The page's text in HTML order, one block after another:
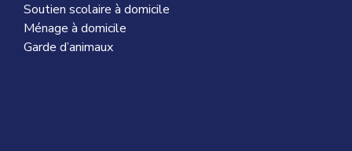
Soutien scolaire à domicile
Ménage à domicile
Garde d’animaux